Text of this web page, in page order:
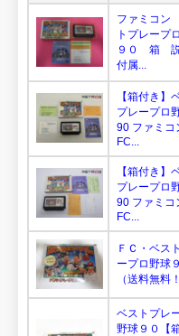
ファミコン
トプレープ
９０ 箱
付属...
【箱付き】
プレープロ
90 ファミコ
FC...
【箱付き】
プレープロ
90 ファミコ
FC...
ＦＣ・ベス
ープロ野球
（送料無料
ベストプレ
野球９０【